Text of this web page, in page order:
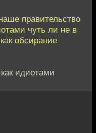
правительство
чуть ли не в
обсирание
идиотами